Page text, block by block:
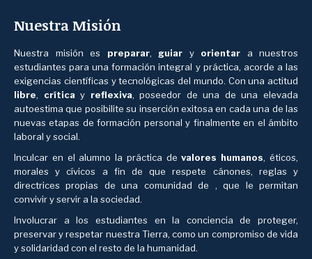
Nuestra Misión
Nuestra misión es preparar, guiar y orientar a nuestros
estudiantes para una formación integral y práctica, acorde a las
exigencias científicas y tecnológicas del mundo. Con una actitud
libre, crítica y reflexiva, poseedor de una de una elevada
autoestima que posibilite su inserción exitosa en cada una de las
nuevas etapas de formación personal y finalmente en el ámbito
laboral y social.
Inculcar en el alumno la práctica devalores humanos, éticos,
morales y cívicos a fin de que respete cánones, reglas y
directrices propias de una comunidad de , que le permitan
convivir y servir a la sociedad.
Involucrar a los estudiantes en la conciencia de proteger,
preservar y respetar nuestra Tierra, como un compromiso de vida
y solidaridad con el resto de la humanidad.